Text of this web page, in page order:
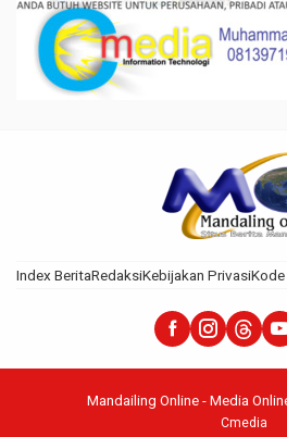
Index BeritaRedaksiKebijakan PrivasiKode
Mandailing Online - Media
Cmedia